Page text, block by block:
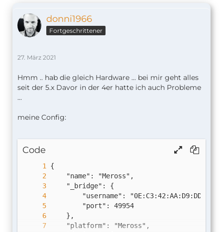
donni1966
Fortgeschrittener
27. März 2021
Hmm .. hab die gleich Hardware ... bei mir geht alles
seit der 5.x Davor in der 4er hatte ich auch Probleme
...
meine Config:
Code